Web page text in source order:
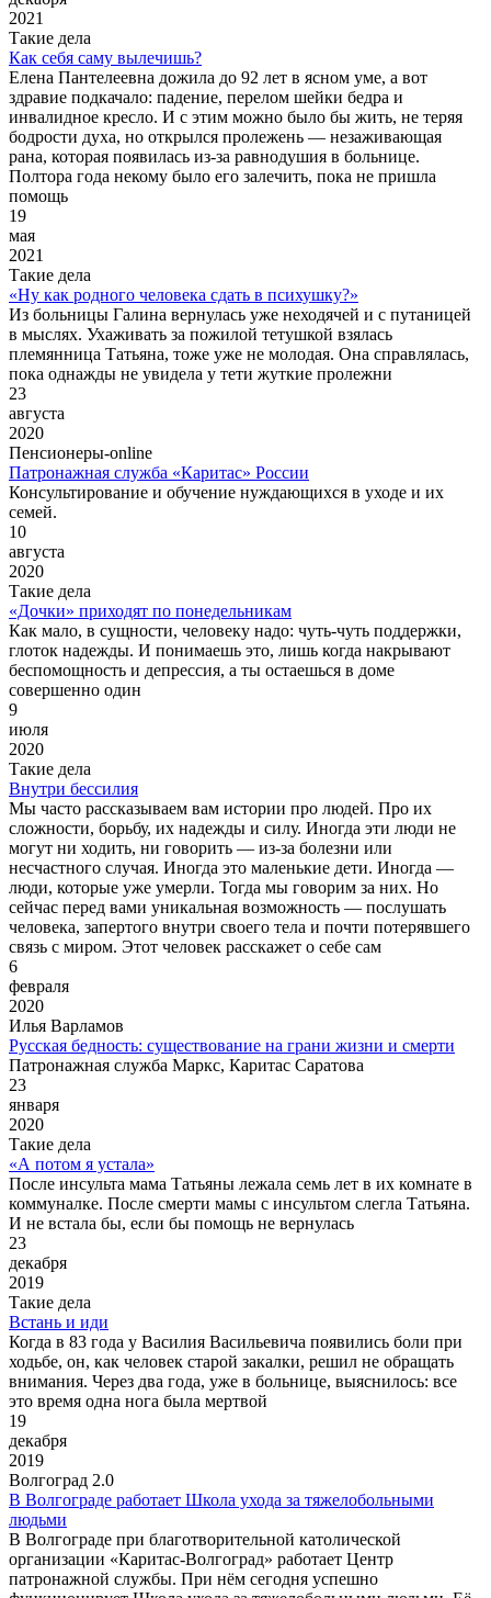
2021
Такие дела
Как себя саму вылечишь?
Елена Пантелеевна дожила до 92 лет в ясном уме, а вот
здравие подкачало: падение, перелом шейки бедра и
инвалидное кресло. И с этим можно было бы жить, не теряя
бодрости духа, но открылся пролежень — незаживающая
рана, которая появилась из-за равнодушия в больнице.
Полтора года некому было его залечить, пока не пришла
помощь
19
мая
2021
Такие дела
«Ну как родного человека сдать в психушку?»
Из больницы Галина вернулась уже неходячей и с путаницей
в мыслях. Ухаживать за пожилой тетушкой взялась
племянница Татьяна, тоже уже не молодая. Она справлялась,
пока однажды не увидела у тети жуткие пролежни
23
августа
2020
Пенсионеры-online
Патронажная служба «Каритас» России
Консультирование и обучение нуждающихся в уходе и их
семей.
10
августа
2020
Такие дела
«Дочки» приходят по понедельникам
Как мало, в сущности, человеку надо: чуть-чуть поддержки,
глоток надежды. И понимаешь это, лишь когда накрывают
беспомощность и депрессия, а ты остаешься в доме
совершенно один
9
июля
2020
Такие дела
Внутри бессилия
Мы часто рассказываем вам истории про людей. Про их
сложности, борьбу, их надежды и силу. Иногда эти люди не
могут ни ходить, ни говорить — из-за болезни или
несчастного случая. Иногда это маленькие дети. Иногда —
люди, которые уже умерли. Тогда мы говорим за них. Но
сейчас перед вами уникальная возможность — послушать
человека, запертого внутри своего тела и почти потерявшего
связь с миром. Этот человек расскажет о себе сам
6
февраля
2020
Илья Варламов
Русская бедность: существование на грани жизни и смерти
Патронажная служба Маркс, Каритас Саратова
23
января
2020
Такие дела
«А потом я устала»
После инсульта мама Татьяны лежала семь лет в их комнате в
коммуналке. После смерти мамы с инсультом слегла Татьяна.
И не встала бы, если бы помощь не вернулась
23
декабря
2019
Такие дела
Встань и иди
Когда в 83 года у Василия Васильевича появились боли при
ходьбе, он, как человек старой закалки, решил не обращать
внимания. Через два года, уже в больнице, выяснилось: все
это время одна нога была мертвой
19
декабря
2019
Волгоград 2.0
В Волгограде работает Школа ухода за тяжелобольными
людьми
В Волгограде при благотворительной католической
организации «Каритас-Волгоград» работает Центр
патронажной службы. При нём сегодня успешно